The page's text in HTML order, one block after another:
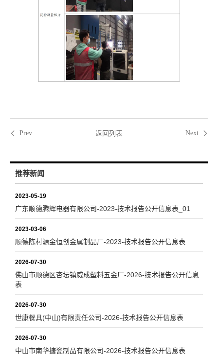
Prev 返回列表 Next
推荐新闻
2023-05-19
广东顺德腾辉电器有限公司-2023-技术报告公开信息表_01
2023-03-06
顺德陈村源金恒创金属制品厂-2023-技术报告公开信息表
2026-07-30
佛山市顺德区杏坛镇威成塑料五金厂-2026-技术报告公开信息
表
2026-07-30
世康餐具(中山)有限责任公司-2026-技术报告公开信息表
2026-07-30
中山市南华搪瓷制品有限公司-2026-技术报告公开信息表